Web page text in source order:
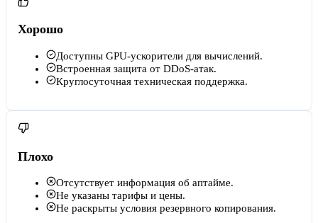
Хорошо
Доступны GPU-ускорители для вычислений.
Встроенная защита от DDoS-атак.
Круглосуточная техническая поддержка.
Плохо
Отсутствует информация об аптайме.
Не указаны тарифы и цены.
Не раскрыты условия резервного копирования.